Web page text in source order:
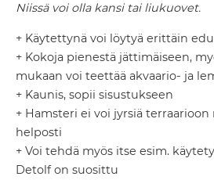
Niissä voi olla kansi tai liukuovet.
+ Käytettynä voi löytyä erittäin
+ Kokoja pienestä jättimäiseen,
mukaan voi teettää akvaario- ja
+ Kaunis, sopii sisustukseen
+ Hamsteri ei voi jyrsiä terraarioon
helposti
+ Voi tehdä myös itse esim.
Detolf on suosittu